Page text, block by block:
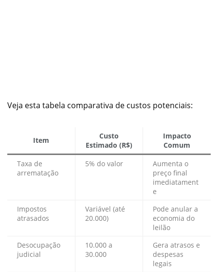
Veja esta tabela comparativa de custos potenciais:
Item
Custo
Estimado (R$)
Impacto
Comum
Taxa de
arrematação
5% do valor
Aumenta o
preço final
imediatament
e
Impostos
atrasados
Variável (até
20.000)
Pode anular a
economia do
leilão
Desocupação
judicial
10.000 a
30.000
Gera atrasos e
despesas
legais